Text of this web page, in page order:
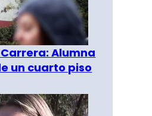
Alumna
un cuarto piso